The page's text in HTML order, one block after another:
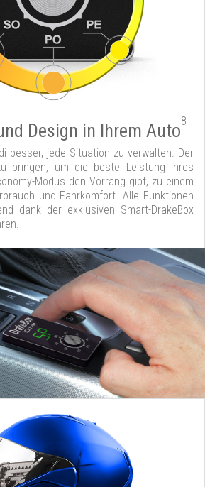
Design in Ihrem Auto8
besser, jede Situation zu verwalten. Der
bringen, um die beste Leistung Ihres
Modus den Vorrang gibt, zu einem
und Fahrkomfort. Alle Funktionen
dank der exklusiven Smart-DrakeBox